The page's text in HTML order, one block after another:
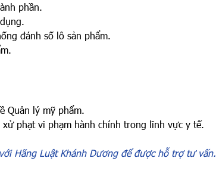
phần.
đánh số lô sản phẩm.
Quản lý mỹ phẩm.
phạt vi phạm hành chính trong lĩnh vực y tế.
Hãng Luật Khánh Dương để được hỗ trợ tư vấn.